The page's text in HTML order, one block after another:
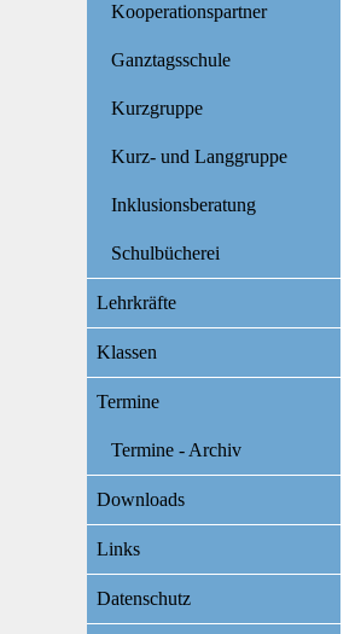
Kooperationspartner
Ganztagsschule
Kurzgruppe
Kurz- und Langgruppe
Inklusionsberatung
Schulbücherei
Lehrkräfte
Klassen
Termine
Termine - Archiv
Downloads
Links
Datenschutz